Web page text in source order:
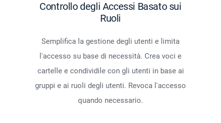
Controllo degli Accessi Basato sui
Ruoli
Semplifica la gestione degli utenti e limita
l'accesso su base di necessità. Crea voci e
cartelle e condividile con gli utenti in base ai
gruppi e ai ruoli degli utenti. Revoca l'accesso
quando necessario.